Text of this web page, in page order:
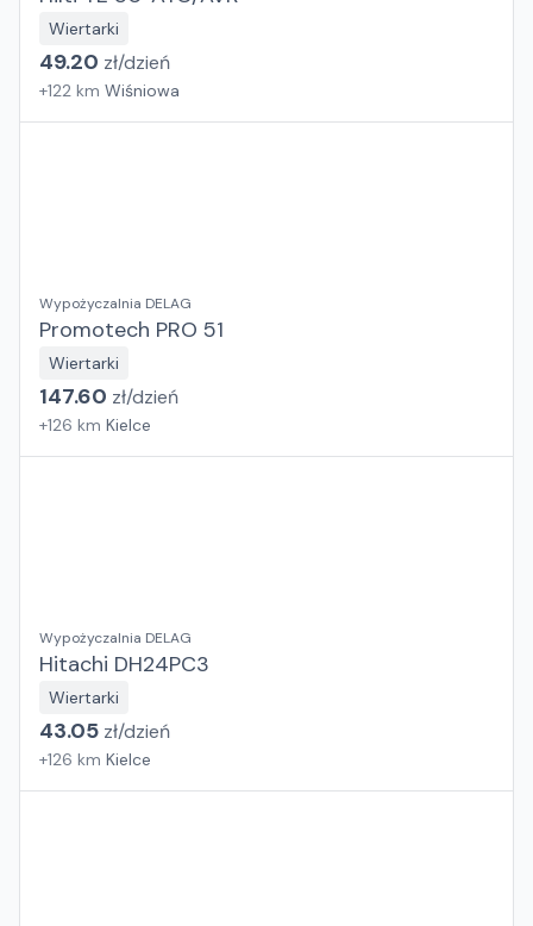
Wiertarki
49.20 zł/dzień
+122 km Wiśniowa
Wypożyczalnia DELAG
Promotech PRO 51
Wiertarki
147.60 zł/dzień
+126 km Kielce
Wypożyczalnia DELAG
Hitachi DH24PC3
Wiertarki
43.05 zł/dzień
+126 km Kielce